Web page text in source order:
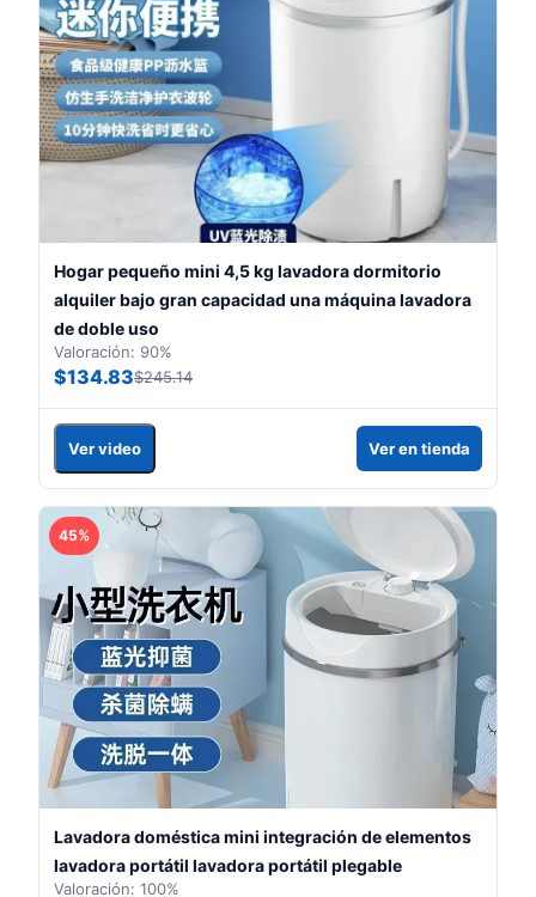
Hogar pequeño mini 4,5 kg lavadora dormitorio
alquiler bajo gran capacidad una máquina lavadora
de doble uso
Valoración: 90%
$134.83$245.14
Ver video Ver en tienda
45%
Lavadora doméstica mini integración de elementos
lavadora portátil lavadora portátil plegable
Valoración: 100%